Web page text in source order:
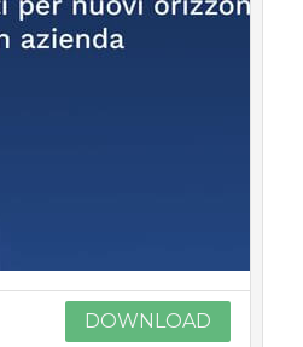
DOWNLOAD